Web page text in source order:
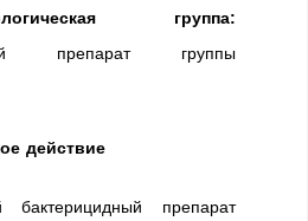
группа:
препарат группы
действие
бактерицидный препарат